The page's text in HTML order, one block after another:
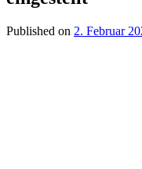
Published on 2. Februar